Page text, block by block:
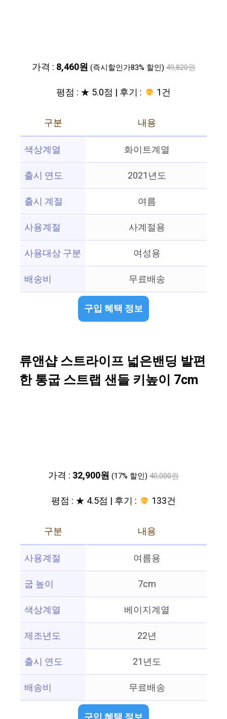
가격 : 8,460원 (즉시할인가83% 할인) 49,820원
평점 : ★ 5.0점 | 후기 : 1건
구분
내용
색상계열
화이트계열
출시 연도
2021년도
출시 계절
여름
사용계절
사계절용
사용대상 구분
여성용
배송비
무료배송
구입 혜택 정보
류앤샵 스트라이프 넓은밴딩 발편
한 통굽 스트랩 샌들 키높이 7cm
가격 : 32,900원 (17% 할인) 40,000원
평점 : ★ 4.5점 | 후기 : 133건
구분
내용
사용계절
여름용
굽 높이
7cm
색상계열
베이지계열
제조년도
22년
출시 연도
21년도
배송비
무료배송